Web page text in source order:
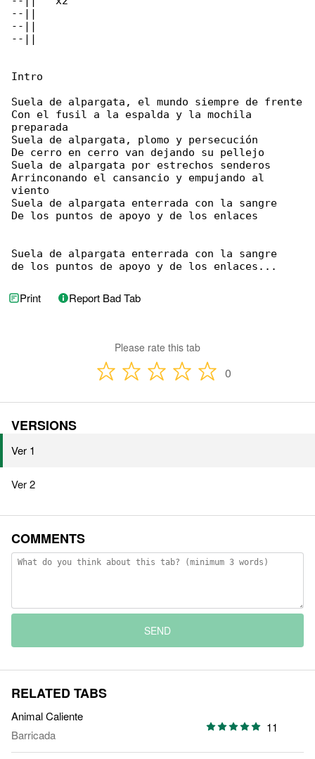
--||
--||
--||
Intro
Suela de alpargata, el mundo siempre de frente
Con el fusil a la espalda y la mochila
preparada
Suela de alpargata, plomo y persecución
De cerro en cerro van dejando su pellejo
Suela de alpargata por estrechos senderos
Arrinconando el cansancio y empujando al
viento
Suela de alpargata enterrada con la sangre
De los puntos de apoyo y de los enlaces
Suela de alpargata enterrada con la sangre
de los puntos de apoyo y de los enlaces...
Print Report Bad Tab
Please rate this tab
0
VERSIONS
Ver 1
Ver 2
COMMENTS
SEND
RELATED TABS
Animal Caliente
Barricada
11